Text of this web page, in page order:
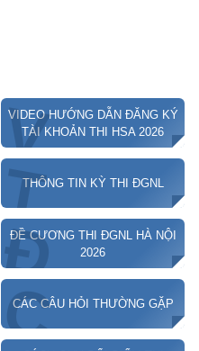
V
VIDEO HƯỚNG DẪN ĐĂNG KÝ
TÀI KHOẢN THI HSA 2026
T
THÔNG TIN KỲ THI ĐGNL
Đ
ĐỀ CƯƠNG THI ĐGNL HÀ NỘI
2026
C
CÁC CÂU HỎI THƯỜNG GẶP